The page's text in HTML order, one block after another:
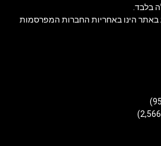
בלבד.
באתר הינו באחריות החברות המפרסמות